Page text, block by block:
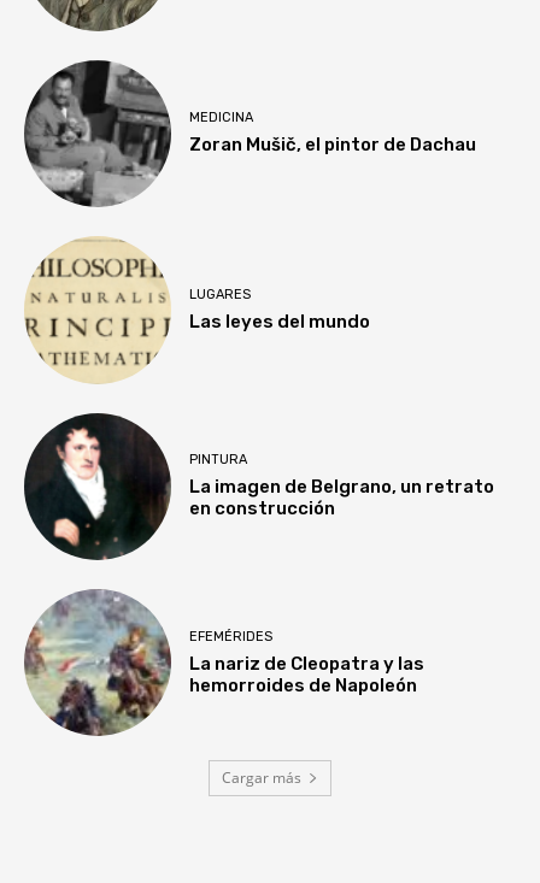
MEDICINA
Zoran Mušič, el pintor de Dachau
LUGARES
Las leyes del mundo
PINTURA
La imagen de Belgrano, un retrato
en construcción
EFEMÉRIDES
La nariz de Cleopatra y las
hemorroides de Napoleón
Cargar más